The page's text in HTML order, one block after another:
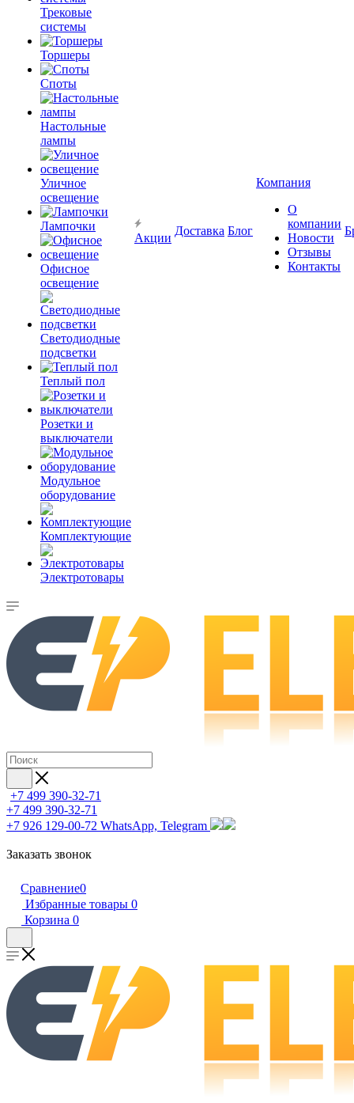
Трековые
системы
Торшеры
Споты
Настольные
лампы
Уличное
освещение
Лампочки
Офисное
освещение
Светодиодные
подсветки
Теплый пол
Розетки и
выключатели
Модульное
оборудование
Комплектующие
Электротовары
Акции
Доставка Блог
Компания
О
компании
Новости
Отзывы
Контакты
+7 499 390-32-71
+7 499 390-32-71
+7 926 129-00-72 WhatsApp, Telegram
Заказать звонок
Сравнение0
Избранные товары 0
Корзина 0